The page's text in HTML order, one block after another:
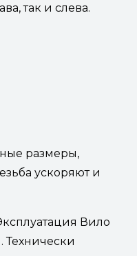
так и слева.
размеры,
ускоряют и
Вило
Технически